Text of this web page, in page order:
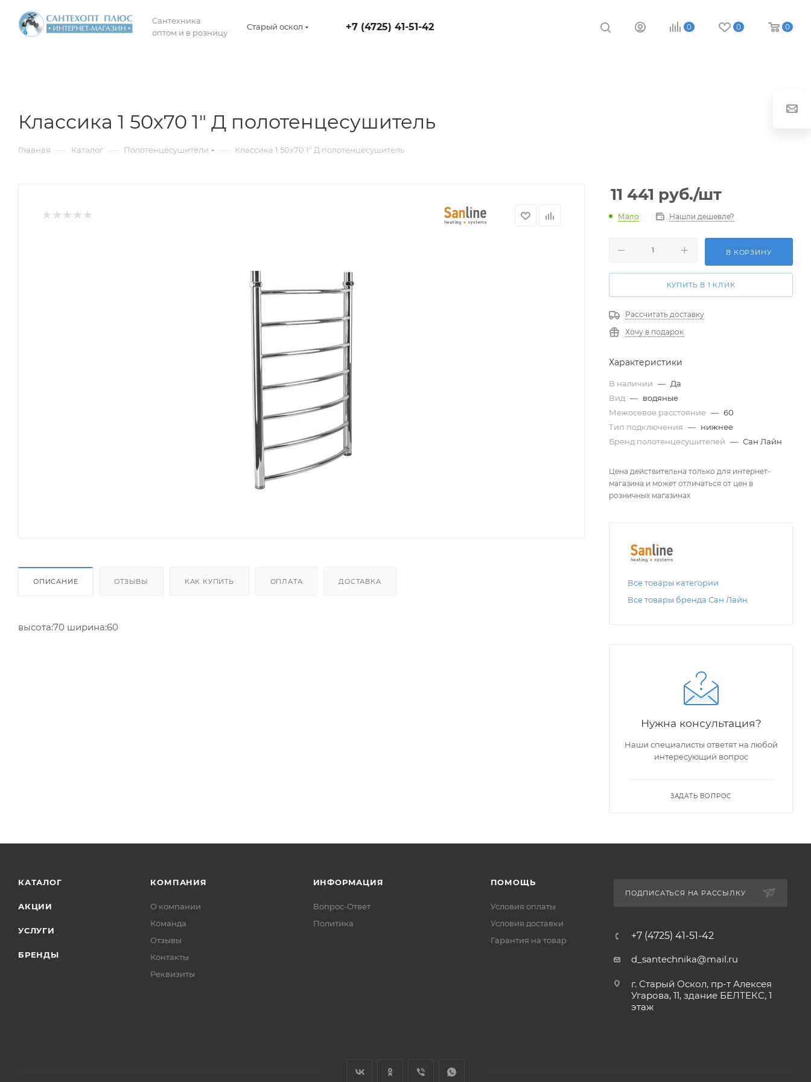
Сантехника
оптом и в розницу
Старый оскол +7 (4725) 41-51-42 0 0 0
Классика 1 50х70 1" Д полотенцесушитель
Главная — Каталог — Полотенцесушители — Классика 1 50х70 1" Д полотенцесушитель
ОПИСАНИЕ ОТЗЫВЫ КАК КУПИТЬ ОПЛАТА ДОСТАВКА
высота:70 ширина:60
11 441 руб./шт
Мало Нашли дешевле?
В КОРЗИНУ
КУПИТЬ В 1 КЛИК
Рассчитать доставку
Хочу в подарок
Характеристики
В наличии — Да
Вид — водяные
Межосевое расстояние — 60
Тип подключения — нижнее
Бренд полотенцесушителей — Сан Лайн
Цена действительна только для интернет-
магазина и может отличаться от цен в
розничных магазинах
Все товары категории
Все товары бренда Сан Лайн
Нужна консультация?
Наши специалисты ответят на любой
интересующий вопрос
ЗАДАТЬ ВОПРОС
КАТАЛОГ
АКЦИИ
УСЛУГИ
БРЕНДЫ
КОМПАНИЯ
О компании
Команда
Отзывы
Контакты
Реквизиты
ИНФОРМАЦИЯ
Вопрос-Ответ
Политика
ПОМОЩЬ
Условия оплаты
Условия доставки
Гарантия на товар
ПОДПИСАТЬСЯ НА РАССЫЛКУ
+7 (4725) 41-51-42
d_santechnika@mail.ru
г. Старый Оскол, пр-т Алексея
Угарова, 11, здание БЕЛТЕКС, 1
этаж